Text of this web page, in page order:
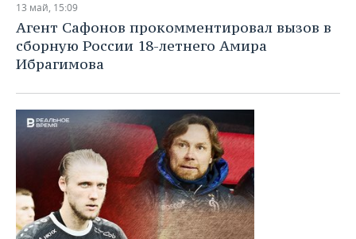
13 май, 15:09
Агент Сафонов прокомментировал вызов в
сборную России 18-летнего Амира
Ибрагимова